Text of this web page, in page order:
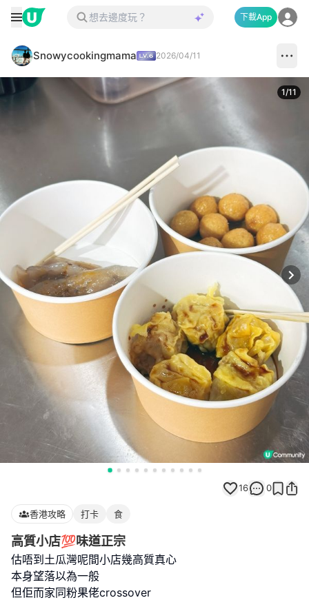
下載App
Snowycookingmama 2026/04/11
1/11
16 0
香港攻略 打卡 食
高質小店💯味道正宗
估唔到土瓜灣呢間小店幾高質真心
本身望落以為一般
但佢而家同粉果佬crossover